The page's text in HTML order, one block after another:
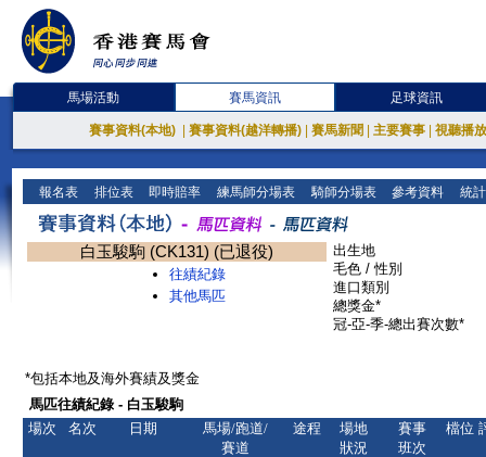
馬場活動 賽馬資訊 足球資訊
賽事資料(本地) 賽事資料(越洋轉播) 賽馬新聞 主要賽事 視聽播
報名表 排位表 即時賠率 練馬師分場表 騎師分場表 參考資料 統
白玉駿駒 (CK131) (已退役)
往績紀錄
其他馬匹
出生地
毛色 / 性別
進口類別
總獎金*
冠-亞-季-總出賽次數*
*包括本地及海外賽績及獎金
馬匹往績紀錄 - 白玉駿駒
場次
名次 日期
馬場/跑道/
賽道
途程
場地
狀況
賽事
班次
檔位